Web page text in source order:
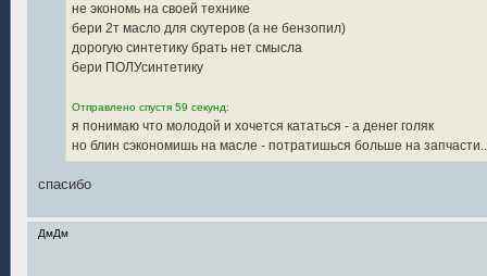
не экономь на своей технике
бери 2т масло для скутеров (а не бензопил)
дорогую синтетику брать нет смысла
бери ПОЛУсинтетику
Отправлено спустя 59 секунд:
я понимаю что молодой и хочется кататься - а денег голяк
но блин сэкономишь на масле - потратишься больше на
спасибо
ДмДм